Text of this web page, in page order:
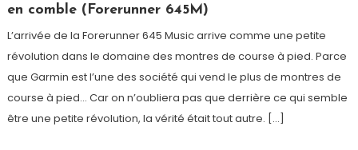
en comble (Forerunner 645M)
L’arrivée de la Forerunner 645 Music arrive comme une petite
révolution dans le domaine des montres de course à pied. Parce
que Garmin est l’une des société qui vend le plus de montres de
course à pied… Car on n’oubliera pas que derrière ce qui semble
être une petite révolution, la vérité était tout autre. […]